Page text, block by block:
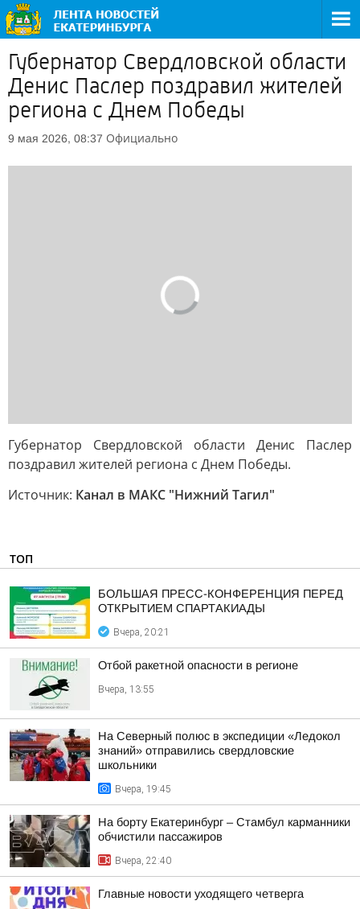
Губернатор Свердловской области
Денис Паслер поздравил жителей
региона с Днем Победы
9 мая 2026, 08:37 Официально
Губернатор Свердловской области Денис Паслер
поздравил жителей региона с Днем Победы.
Источник: Канал в МАКС "Нижний Тагил"
ТОП
БОЛЬШАЯ ПРЕСС-КОНФЕРЕНЦИЯ ПЕРЕД
ОТКРЫТИЕМ СПАРТАКИАДЫ
Вчера, 20:21
Отбой ракетной опасности в регионе
Вчера, 13:55
На Северный полюс в экспедиции «Ледокол
знаний» отправились свердловские
школьники
Вчера, 19:45
На борту Екатеринбург – Стамбул карманники
обчистили пассажиров
Вчера, 22:40
Главные новости уходящего четверга